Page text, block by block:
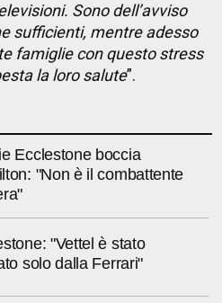
Sono dell’avviso
sufficienti, mentre adesso
famiglie con questo stress
la loro salute”.
Ecclestone boccia
"Non è il combattente
"Vettel è stato
solo dalla Ferrari"